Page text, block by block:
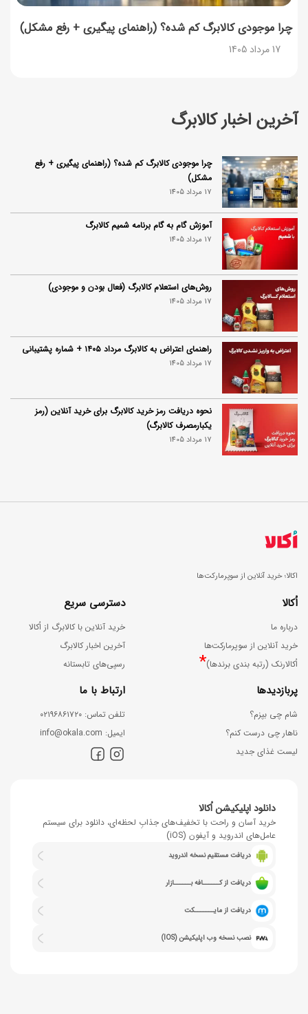
آخرین اخبار کالابرگ
چرا موجودی کالابرگ کم شده؟ (راهنمای پیگیری + رفع
مشکل)
17 مرداد 1405
آموزش گام به گام برنامه شمیم کالابرگ
17 مرداد 1405
روش‌های استعلام کالابرگ (فعال بودن و موجودی)
17 مرداد 1405
راهنمای اعتراض به کالابرگ مرداد ۱۴۰۵ + شماره پشتیبانی
17 مرداد 1405
نحوه دریافت رمز خرید کالابرگ برای خرید آنلاین (رمز
یکبارمصرف کالابرگ)
17 مرداد 1405
چرا موجودی کالابرگ کم شده؟ (راهنمای پیگیری + رفع مشکل)
17 مرداد 1405
اکالا؛ خرید آنلاین از سوپرمارکت‌ها
اُکالا
درباره ما
خرید آنلاین از سوپرمارکت‌ها
اُکالارنک (رتبه بندی برندها)*
دسترسی سریع
خرید آنلاین با کالابرگ از اُکالا
آخرین اخبار کالابرگ
رسپی‌های تابستانه
پربازدیدها
شام چی بپزم؟
ناهار چی درست کنم؟
لیست غذای جدید
ارتباط با ما
ﺗﻠﻔﻦ ﺗﻤﺎس: ۰۲۱۹۶۸۶۱۷۲۰
اﯾﻤﯿﻞ: info@okala.com
دانلود اپلیکیشن اُکالا
خرید آسان و راحت با تخفیف‌های جذابِ لحظه‌ای، دانلود برای سیستم
عامل‌های اندروید و آیفون (iOS)
دریافت مستقیم نسخه اندروید
دریافت از کــــــافه بــــــازار
دریافت از مایـــــــکت
نصب نسخه وب اپلیکیشن (IOS)